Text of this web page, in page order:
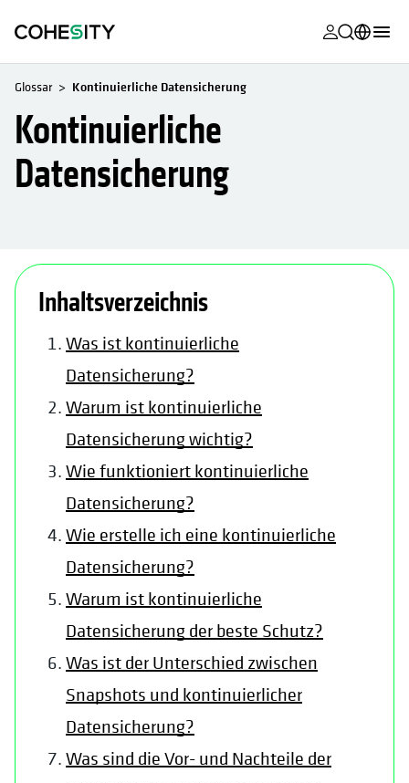
wird in
wird in
wird in
wird in
wird in
wird in
Cohesity
wird in
wird in
한국어 (South
Glossar Kontinuierliche Datensicherung
Kontinuierliche
Datensicherung
Inhaltsverzeichnis
Was ist kontinuierliche
Datensicherung?
Warum ist kontinuierliche
Datensicherung wichtig?
Wie funktioniert kontinuierliche
Datensicherung?
Wie erstelle ich eine kontinuierliche
Datensicherung?
Warum ist kontinuierliche
Datensicherung der beste Schutz?
Was ist der Unterschied zwischen
Snapshots und kontinuierlicher
Datensicherung?
Was sind die Vor- und Nachteile der